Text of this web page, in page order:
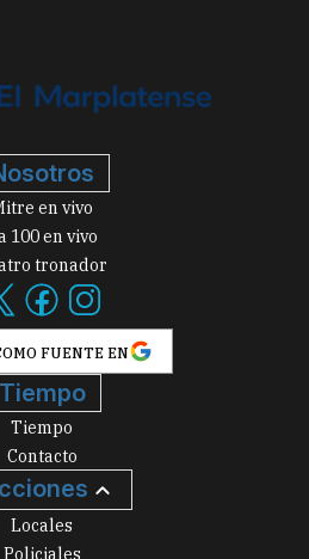
en vivo
100 en vivo
tronador
FUENTE EN
Tiempo
Tiempo
Contacto
Locales
Policiales